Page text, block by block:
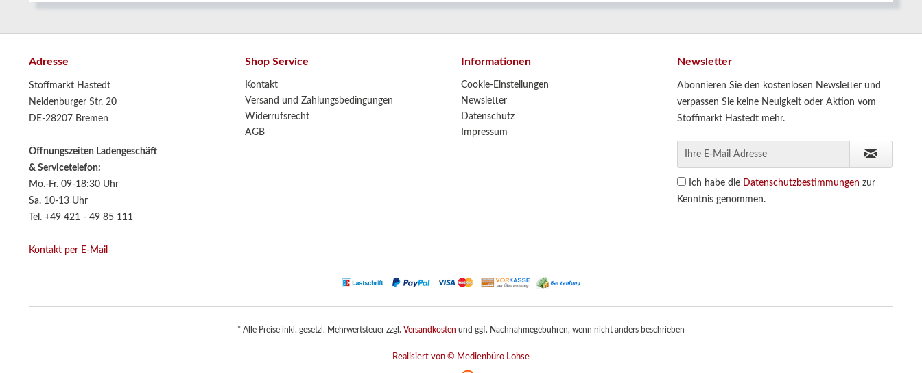
Adresse
Stoffmarkt Hastedt
Neidenburger Str. 20
DE-28207 Bremen
Öffnungszeiten Ladengeschäft
& Servicetelefon:
Mo.-Fr. 09-18:30 Uhr
Sa. 10-13 Uhr
Tel. +49 421 - 49 85 111
Kontakt per E-Mail
Shop Service
Kontakt
Versand und Zahlungsbedingungen
Widerrufsrecht
AGB
Informationen
Cookie-Einstellungen
Newsletter
Datenschutz
Impressum
Newsletter
Abonnieren Sie den kostenlosen Newsletter und
verpassen Sie keine Neuigkeit oder Aktion vom
Stoffmarkt Hastedt mehr.
Ich habe die Datenschutzbestimmungen zur
Kenntnis genommen.
* Alle Preise inkl. gesetzl. Mehrwertsteuer zzgl. Versandkosten und ggf. Nachnahmegebühren, wenn nicht anders beschrieben
Realisiert von © Medienbüro Lohse